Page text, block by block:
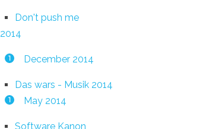
Don't push me
2014
1 December 2014
Das wars - Musik 2014
1 May 2014
Software Kanon